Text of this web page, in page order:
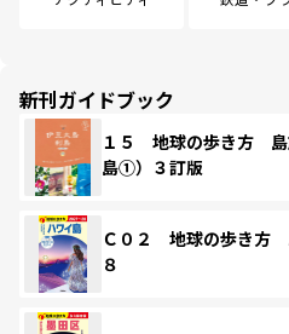
新刊ガイドブック
１５ 地球の歩き方
島①）３訂版
Ｃ０２ 地球の歩き方
８